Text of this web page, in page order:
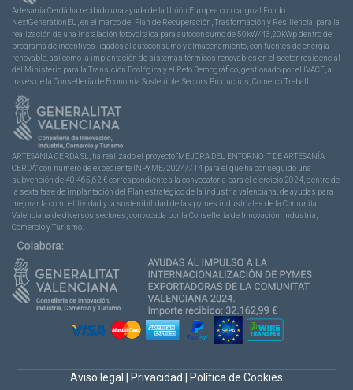
Artesanía Cerdá ha recibido una ayuda de la Unión Europea con cargo al Fondo
NextGenerationEU, en el marco del Plan de Recuperación, Trasformación y Resiliencia, para la
realización de una instalación fotovoltaica para autoconsumo de 50kW/43,20kWp dentro del
programa de incentivos ligados al autoconsumo y almacenamiento, con fuentes de energía
renovable, así como la implantación de sistemas térmicos renovables en el sector residencial
del Ministerio para la Transición Ecológica y el Reto Demográfico, gestionado por el IVACE, a
través de la Consellería de Economía Sostenible, Sectors Productius, Comerç i Treball.
ARTESANIA CERDA SL, ha realizado el proyecto “MEJORA DEL ENTORNO IT DE ARTESANÍA
CERDÁ” con número de expediente INPYME/2024/714 para el que ha conseguido una
subvención de 40.465,62 € correspondiente a la convocatoria para el ejercicio 2024, dentro de
la sexta fase de implantación del Plan estratégico de la industria valenciana, de ayudas para
mejorar la competitividad y la sostenibilidad de las pymes industriales de la Comunitat
Valenciana de diversos sectores, convocada por la Conselleria de Innovación, Industria,
Comercio y Turismo.
Aviso legal Privacidad Política de Cookies